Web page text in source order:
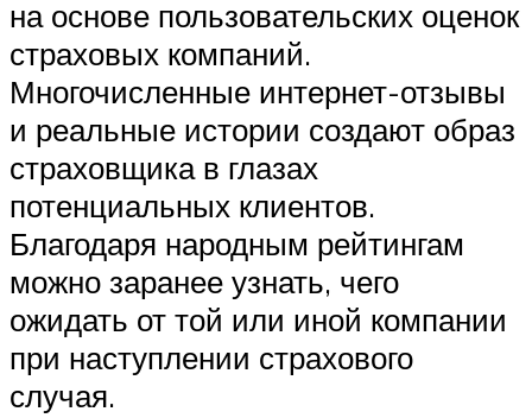
на основе пользовательских оценок
страховых компаний.
Многочисленные интернет-отзывы
и реальные истории создают образ
страховщика в глазах
потенциальных клиентов.
Благодаря народным рейтингам
можно заранее узнать, чего
ожидать от той или иной компании
при наступлении страхового
случая.